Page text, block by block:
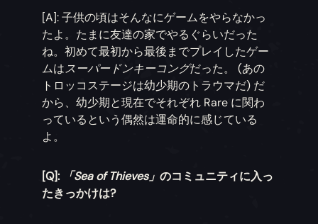
[A]: 子供の頃はそんなにゲームをやらなかっ
たよ。たまに友達の家でやるぐらいだった
ね。初めて最初から最後までプレイしたゲー
ムはスーパードンキーコングだった。 (あの
トロッコステージは幼少期のトラウマだ) だ
から、幼少期と現在でそれぞれ Rare に関わ
っているという偶然は運命的に感じている
よ。
[Q]: 「Sea of Thieves」のコミュニティに入っ
たきっかけは?